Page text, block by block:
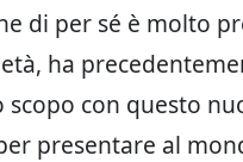
di per sé è molto
ha
scopo con questo
presentare al